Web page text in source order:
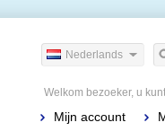
Nederlands
Welkom bezoeker, u kunt
Mijn account